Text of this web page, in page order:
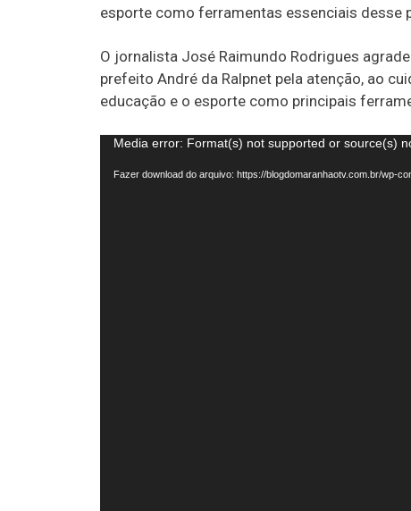
esporte como ferramentas essenciais desse
O jornalista José Raimundo Rodrigues
prefeito André da Ralpnet pela atenção, ao
educação e o esporte como principais
Tocador
de
Media error: Format(s) not supported or source(s)
Fazer download do arquivo: https://blogdomaranhaotv.com.br/wp-